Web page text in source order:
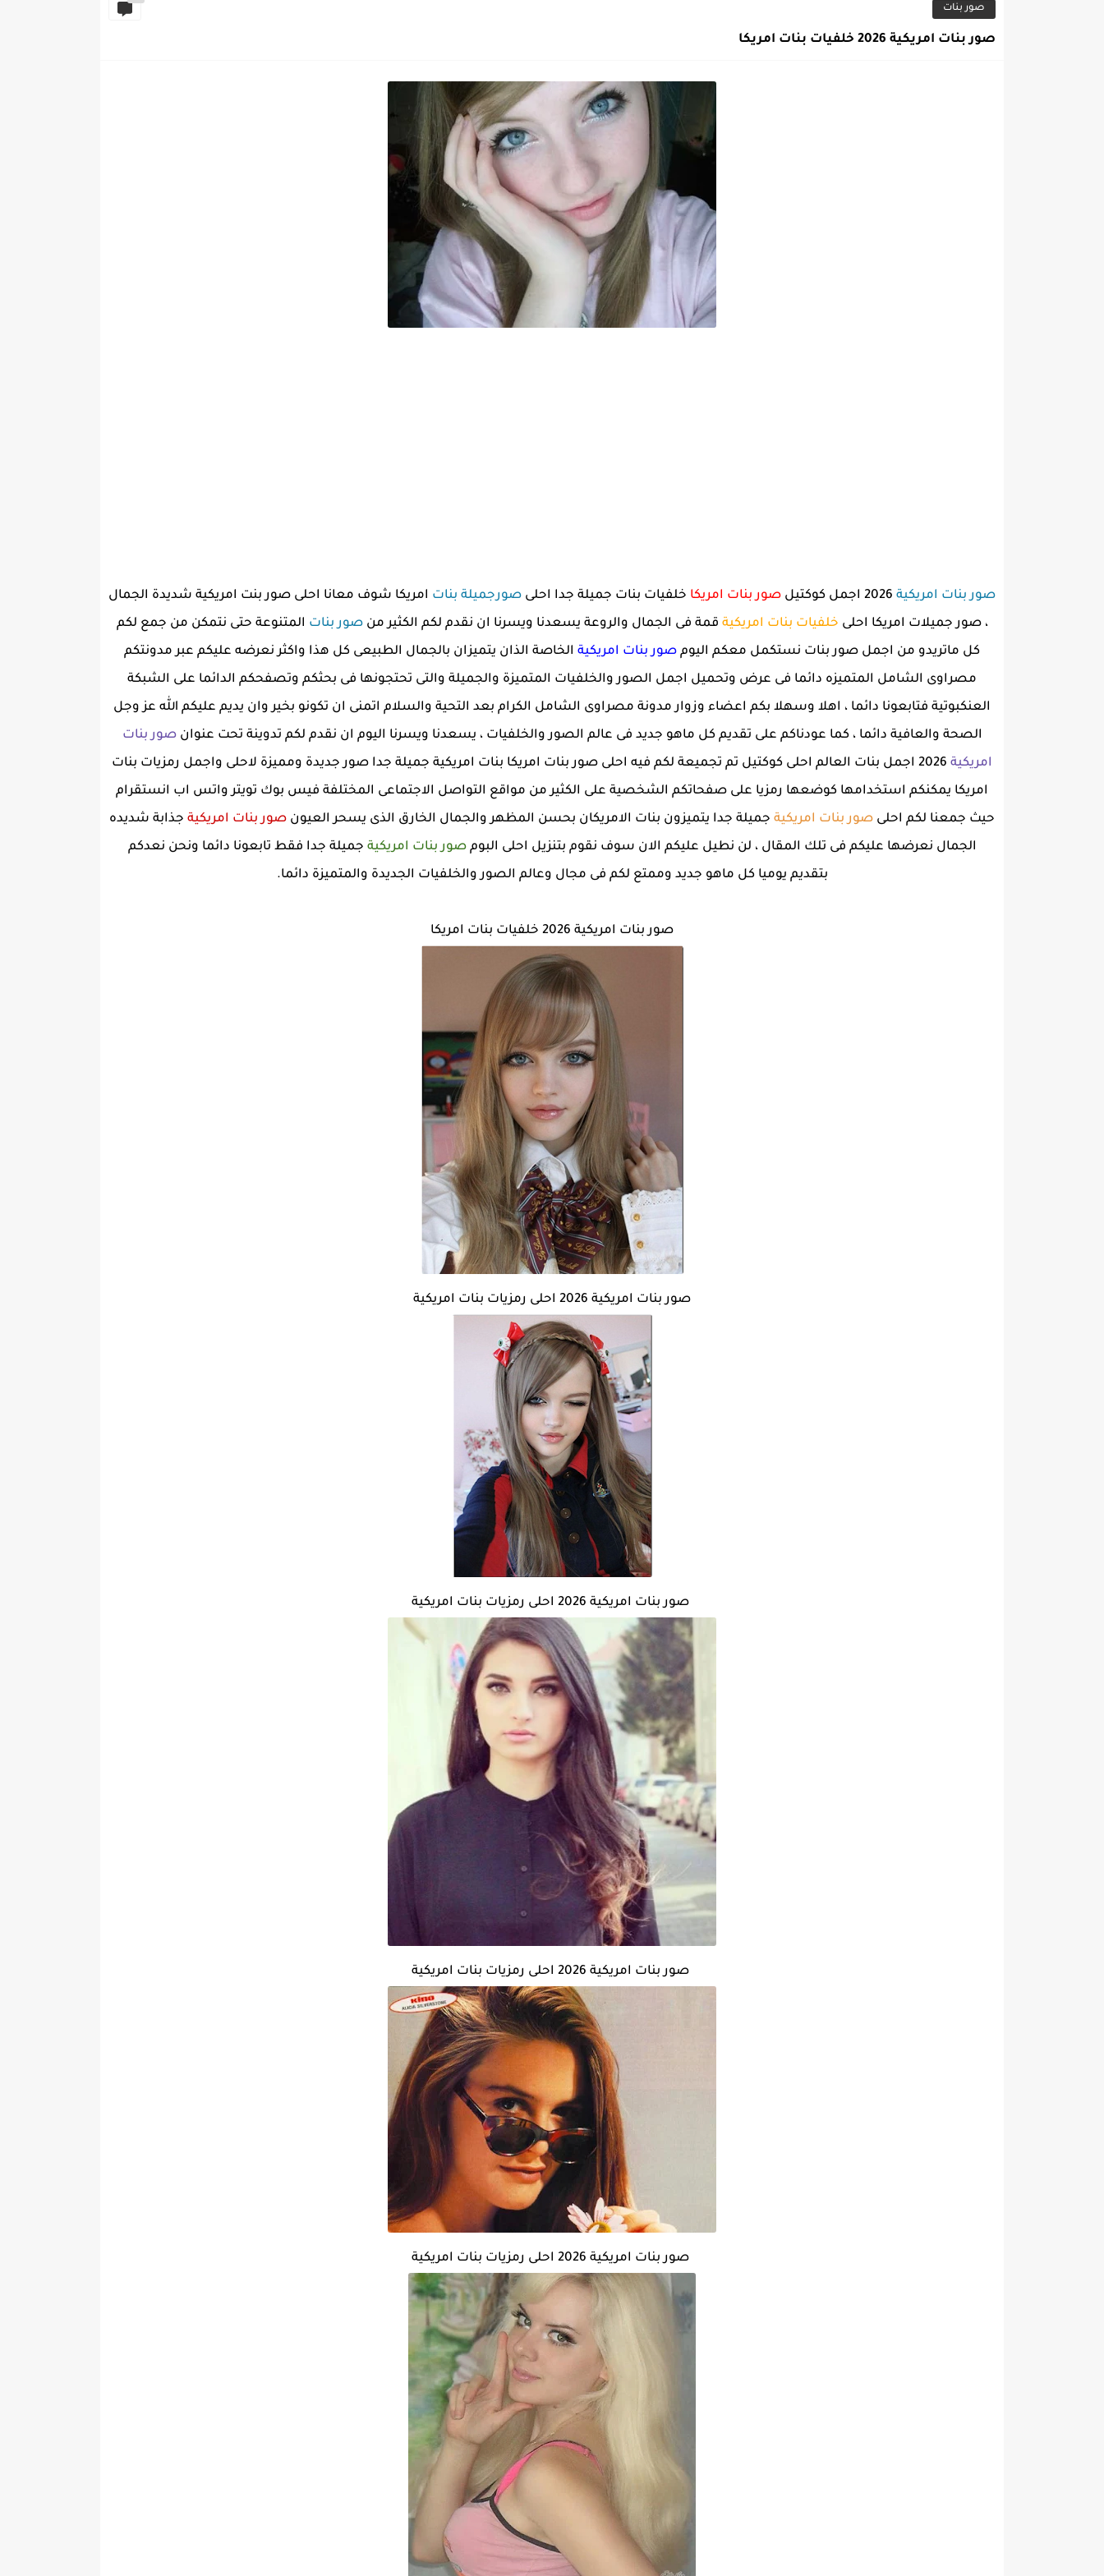
صور بنات
صور بنات امريكية 2026 خلفيات بنات امريكا
صور بنات امريكية صور بنات امريكا خلفيات بنات جميلة جدا احلى صورجميلة بنات امريكا شوف معانا احلى صور بنت امريكية شديدة الجمال
، صور جميلات امريكا احلى خلفيات بنات امريكية قمة فى الجمال والروعة يسعدنا ويسرنا ان نقدم لكم الكثير منصور بنات المتنوعة حتى نتمكن من جمع لكم
كل ماتريدو من اجمل صور بنات نستكمل معكم اليوم صور بنات امريكية الخاصة الذان يتميزان بالجمال الطبيعى كل هذا واكثر نعرضه عليكم عبر مدونتكم
مصراوى الشامل المتميزه دائما فى عرض وتحميل اجمل الصور والخلفيات المتميزة والجميلة والتى تحتجونها فى بحثكم وتصفحكم الدائما على الشبكة
العنكبوتية فتابعونا دائما ، اهلا وسهلا بكم اعضاء وزوار مدونة مصراوى الشامل الكرام بعد التحية والسلام اتمنى ان تكونو بخير وان يديم عليكم الله عز وجل
الصحة والعافية دائما ، كما عودناكم على تقديم كل ماهو جديد فى عالم الصور والخلفيات ، يسعدنا ويسرنا اليوم ان نقدم لكم تدوينة تحت عنوانصور بنات
امريكية
2026 اجمل بنات العالم احلى كوكتيل تم تجميعة لكم فيه احلى صور بنات امريكا بنات امريكية جميلة جدا صور جديدة ومميزة لاحلى واجمل رمزيات بنات
امريكا يمكنكم استخدامها كوضعها رمزيا على صفحاتكم الشخصية على الكثير من مواقع التواصل الاجتماعى المختلفة فيس بوك تويتر واتس اب انستقرام
حيث جمعنا لكم احلى صور بنات امريكية جميلة جدا يتميزون بنات الامريكان بحسن المظهر والجمال الخارق الذى يسحر العيون صور بنات امريكية جذابة شديده
الجمال نعرضها عليكم فى تلك المقال ، لن نطيل عليكم الان سوف نقوم بتنزيل احلى البوم صور بنات امريكية جميلة جدا فقط تابعونا دائما ونحن نعدكم
بتقديم يوميا كل ماهو جديد وممتع لكم فى مجال وعالم الصور والخلفيات الجديدة والمتميزة دائما.
صور بنات امريكية 2026 خلفيات بنات امريكا
صور بنات امريكية 2026 احلى رمزيات بنات امريكية
صور بنات امريكية 2026 احلى رمزيات بنات امريكية
صور بنات امريكية 2026 احلى رمزيات بنات امريكية
صور بنات امريكية 2026 احلى رمزيات بنات امريكية